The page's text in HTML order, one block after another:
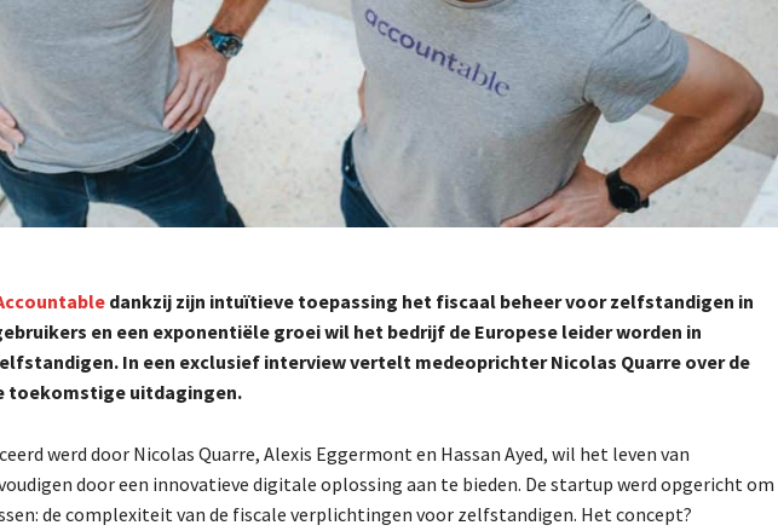
dankzij zijn intuïtieve toepassing het fiscaal beheer voor zelfstandigen in
en een exponentiële groei wil het bedrijf de Europese leider worden in
In een exclusief interview vertelt medeoprichter Nicolas Quarre over de
toekomstige uitdagingen.
werd door Nicolas Quarre, Alexis Eggermont en Hassan Ayed, wil het leven van
door een innovatieve digitale oplossing aan te bieden. De startup werd opgericht om
de complexiteit van de fiscale verplichtingen voor zelfstandigen. Het concept?